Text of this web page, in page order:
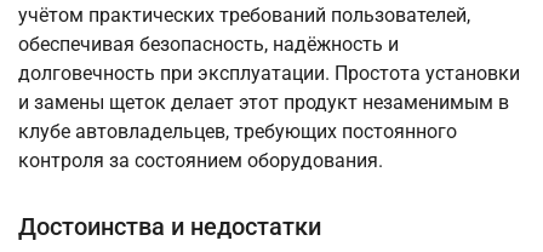
учётом практических требований пользователей,
обеспечивая безопасность, надёжность и
долговечность при эксплуатации. Простота установки
и замены щеток делает этот продукт незаменимым в
клубе автовладельцев, требующих постоянного
контроля за состоянием оборудования.
Достоинства и недостатки